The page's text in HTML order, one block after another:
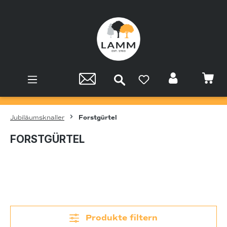
Jubiläumsknaller Forstgürtel
FORSTGÜRTEL
Produkte filtern